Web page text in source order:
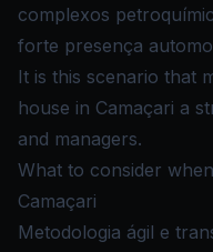
complexos
forte presença
It is this scenario that
house in Camaçari a
and managers.
What to consider
Camaçari
Metodologia ágil e